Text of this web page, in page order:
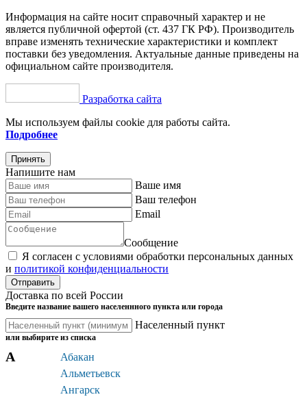
Информация на сайте носит справочный характер и не
является публичной офертой (ст. 437 ГК РФ). Производитель
вправе изменять технические характеристики и комплект
поставки без уведомления. Актуальные данные приведены на
официальном сайте производителя.
Разработка сайта
Мы используем файлы cookie для работы сайта.
Подробнее
Принять
Напишите нам
Ваше имя
Ваш телефон
Email
Сообщение
Я согласен c условиями обработки персональных данных
и политикой конфиденциальности
Доставка по всей России
Введите название вашего населеннного пункта или города
Населенный пункт
или выбирите из списка
А
Абакан
Альметьевск
Ангарск